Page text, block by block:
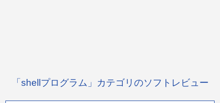
「shellプログラム」カテゴリのソフトレビュー